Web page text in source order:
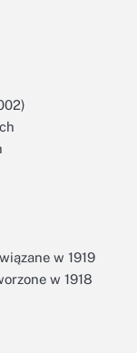
w 1919
w 1918